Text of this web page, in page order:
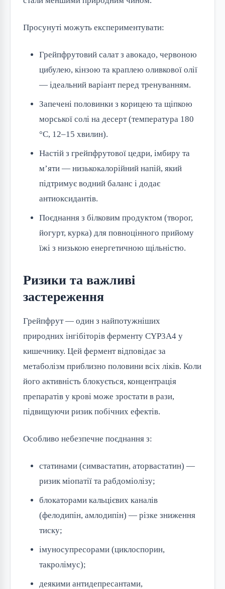
Просунуті можуть експериментувати:
Грейпфрутовий салат з авокадо, червоною
цибулею, кінзою та краплею оливкової олії
— ідеальний варіант перед тренуванням.
Запечені половинки з корицею та щіпкою
морської солі на десерт (температура 180
°C, 12–15 хвилин).
Настій з грейпфрутової цедри, імбиру та
м’яти — низькокалорійний напій, який
підтримує водний баланс і додає
антиоксидантів.
Поєднання з білковим продуктом (творог,
йогурт, курка) для повноцінного прийому
їжі з низькою енергетичною щільністю.
Ризики та важливі
застереження
Грейпфрут — один з найпотужніших
природних інгібіторів ферменту CYP3A4 у
кишечнику. Цей фермент відповідає за
метаболізм приблизно половини всіх ліків. Коли
його активність блокується, концентрація
препаратів у крові може зростати в рази,
підвищуючи ризик побічних ефектів.
Особливо небезпечне поєднання з:
статинами (симвастатин, аторвастатин) —
ризик міопатії та рабдоміолізу;
блокаторами кальцієвих каналів
(фелодипін, амлодипін) — різке зниження
тиску;
імуносупресорами (циклоспорин,
такролімус);
деякими антидепресантами,